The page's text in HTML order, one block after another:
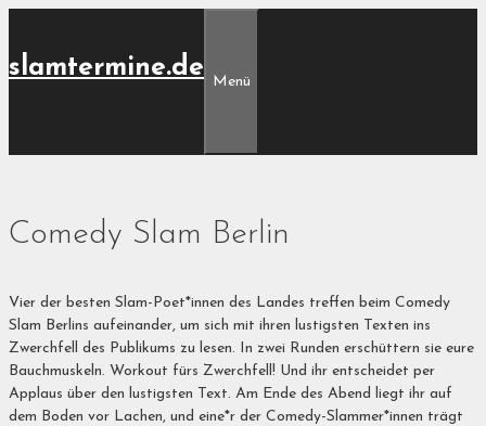
springen
slamtermine.de
Menü
Comedy Slam Berlin
Vier der besten Slam-Poet*innen des Landes treffen beim Comedy
Slam Berlins aufeinander, um sich mit ihren lustigsten Texten ins
Zwerchfell des Publikums zu lesen. In zwei Runden erschüttern sie eure
Bauchmuskeln. Workout fürs Zwerchfell! Und ihr entscheidet per
Applaus über den lustigsten Text. Am Ende des Abend liegt ihr auf
dem Boden vor Lachen, und eine*r der Comedy-Slammer*innen trägt